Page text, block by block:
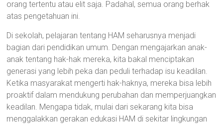
orang tertentu atau elit saja. Padahal, semua orang berhak
atas pengetahuan ini.
Di sekolah, pelajaran tentang HAM seharusnya menjadi
bagian dari pendidikan umum. Dengan mengajarkan anak-
anak tentang hak-hak mereka, kita bakal menciptakan
generasi yang lebih peka dan peduli terhadap isu keadilan.
Ketika masyarakat mengerti hak-haknya, mereka bisa lebih
proaktif dalam mendukung perubahan dan memperjuangkan
keadilan. Mengapa tidak, mulai dari sekarang kita bisa
menggalakkan gerakan edukasi HAM di sekitar lingkungan